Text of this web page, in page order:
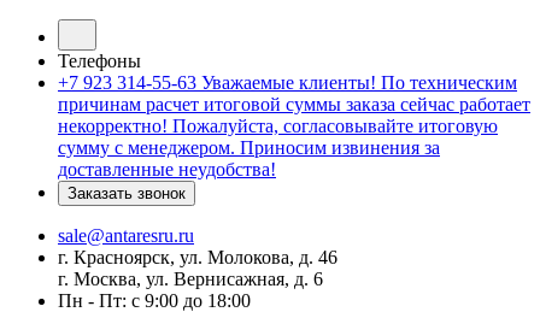
Телефоны
+7 923 314-55-63 Уважаемые клиенты! По техническим
причинам расчет итоговой суммы заказа сейчас работает
некорректно! Пожалуйста, согласовывайте итоговую
сумму с менеджером. Приносим извинения за
доставленные неудобства!
Заказать звонок
sale@antaresru.ru
г. Красноярск, ул. Молокова, д. 46
г. Москва, ул. Вернисажная, д. 6
Пн - Пт: с 9:00 до 18:00